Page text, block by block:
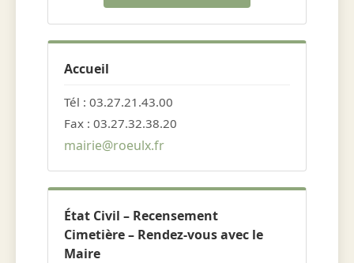
Accueil
Tél : 03.27.21.43.00
Fax : 03.27.32.38.20
mairie@roeulx.fr
État Civil – Recensement
Cimetière – Rendez-vous avec le
Maire